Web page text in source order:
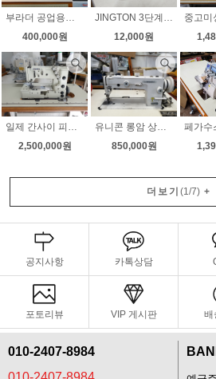
400,000원
12,000원
2,500,000원
850,000원
더보기 (1/7)+
공지사항 카톡상담
포토리뷰 VIP 게시판 배
010-2407-8984